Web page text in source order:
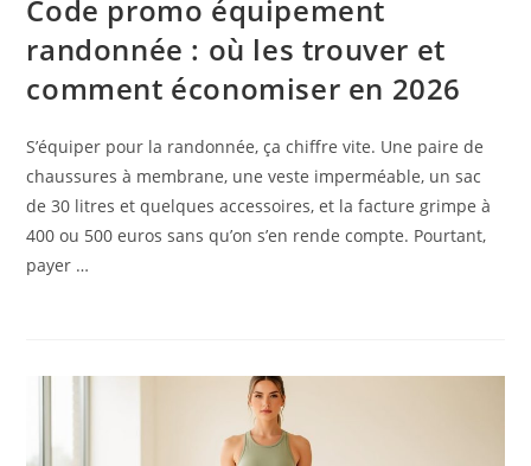
Code promo équipement
randonnée : où les trouver et
comment économiser en 2026
S’équiper pour la randonnée, ça chiffre vite. Une paire de
chaussures à membrane, une veste imperméable, un sac
de 30 litres et quelques accessoires, et la facture grimpe à
400 ou 500 euros sans qu’on s’en rende compte. Pourtant,
payer …